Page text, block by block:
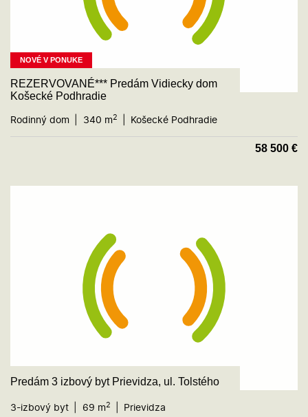
NOVÉ V PONUKE
REZERVOVANÉ*** Predám Vidiecky dom
Košecké Podhradie
Rodinný dom
340 m2 Košecké Podhradie
58 500 €
Predám 3 izbový byt Prievidza, ul. Tolstého
3-izbový byt 69 m2 Prievidza